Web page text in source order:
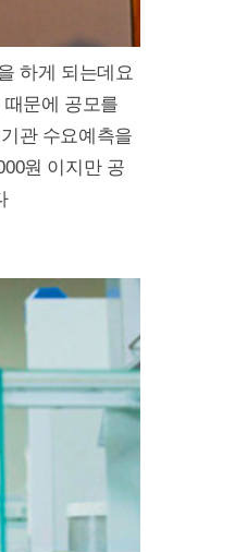
하게 되는데요
문에 공모를
관 수요예측을
원 이지만 공